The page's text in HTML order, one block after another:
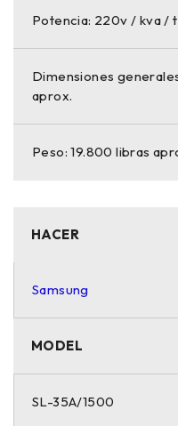
Potencia: 220v / kva /
Dimensiones
aprox.
Peso: 19.800 libras
HACER
Samsung
MODEL
SL-35A/1500